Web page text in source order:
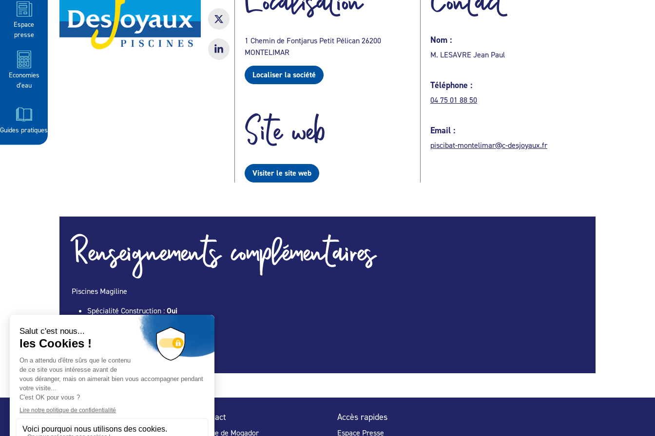
Espace
presse
Economies
d’eau
Guides pratiques
1 Chemin de Fontjarus Petit Pélican 26200
MONTELIMAR
Localiser la société
Site web
Visiter le site web
Nom :
M. LESAVRE Jean Paul
Téléphone :
04 75 01 88 50
Email :
piscibat-montelimar@c-desjoyaux.fr
Renseignements complémentaires
Piscines Magiline
Spécialité Construction : Oui
Spécialité Entretien Maintenance :
Oui
Spécialité Abris : Oui
Contact
32 rue de Mogador
Accès rapides
Espace Presse